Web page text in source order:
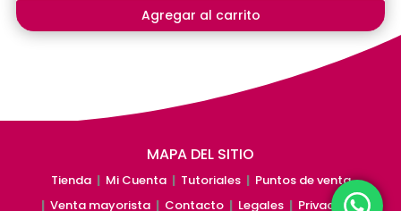
Agregar al carrito
MAPA DEL SITIO
Tienda | Mi Cuenta | Tutoriales | Puntos de venta
| Venta mayorista | Contacto | Legales | Privacidad